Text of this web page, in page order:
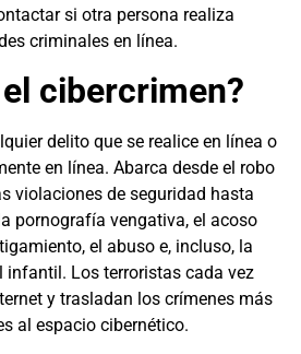
si otra persona realiza
criminales en línea.
cibercrimen?
delito que se realice en línea o
en línea. Abarca desde el robo
violaciones de seguridad hasta
pornografía vengativa, el acoso
el abuso e, incluso, la
infantil. Los terroristas cada vez
y trasladan los crímenes más
al espacio cibernético.